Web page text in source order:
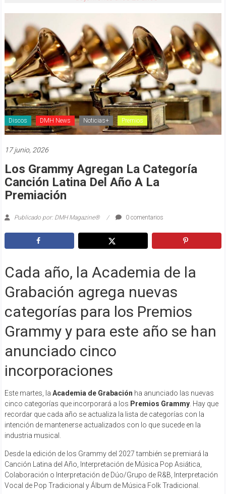
Discos DMH News Noticias+ Premios
17 junio, 2026
Los Grammy Agregan La Categoría
Canción Latina Del Año A La
Premiación
Publicado por: DMH Magazine® 0 comentarios
Cada año, la Academia de la
Grabación agrega nuevas
categorías para los Premios
Grammy y para este año se han
anunciado cinco
incorporaciones
Este martes, la Academia de Grabación ha anunciado las nuevas
cinco categorías que incorporará a los Premios Grammy. Hay que
recordar que cada año se actualiza la lista de categorías con la
intención de mantenerse actualizados con lo que sucede en la
industria musical.
Desde la edición de los Grammy del 2027 también se premiará la
Canción Latina del Año, Interpretación de Música Pop Asiática,
Colaboración o Interpretación de Dúo/Grupo de R&B, Interpretación
Vocal de Pop Tradicional y Álbum de Música Folk Tradicional.